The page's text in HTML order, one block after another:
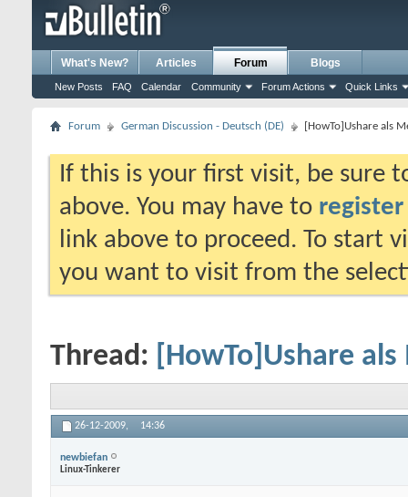
What's New? Articles Forum
New Posts FAQ Calendar Community Forum Actions Quick Links
Blogs
Forum German Discussion - Deutsch (DE) [HowTo]Ushare als
If this is your first visit, be sure
above. You may have to register
link above to proceed. To start
you want to visit from the
Thread: [HowTo]Ushare
26-12-2009, 14:36
newbiefan
Linux-Tinkerer